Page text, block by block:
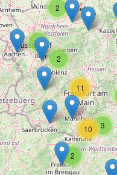
2
8
2
11
2
3
10